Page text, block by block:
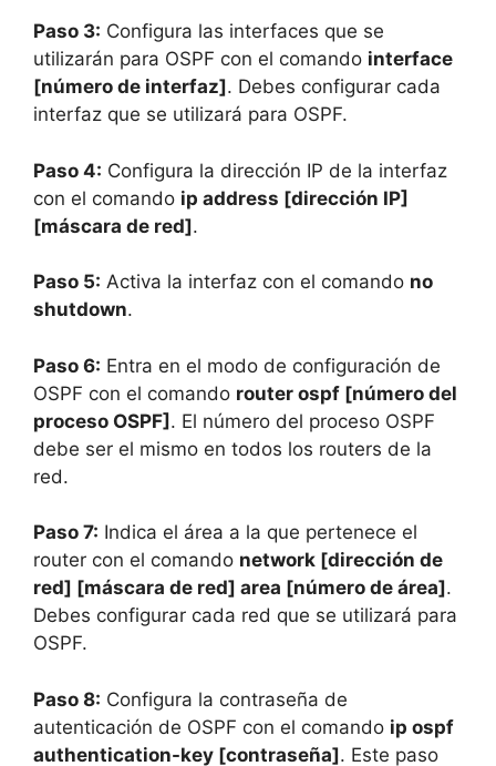
Paso 3: Configura las interfaces que se
utilizarán para OSPF con el comando interface
[número de interfaz]. Debes configurar cada
interfaz que se utilizará para OSPF.
Paso 4: Configura la dirección IP de la interfaz
con el comando ip address [dirección IP]
[máscara de red].
Paso 5: Activa la interfaz con el comando no
shutdown.
Paso 6: Entra en el modo de configuración de
OSPF con el comando router ospf [número del
proceso OSPF]. El número del proceso OSPF
debe ser el mismo en todos los routers de la
red.
Paso 7: Indica el área a la que pertenece el
router con el comando network [dirección de
red] [máscara de red] area [número de área].
Debes configurar cada red que se utilizará para
OSPF.
Paso 8: Configura la contraseña de
autenticación de OSPF con el comando ip ospf
authentication-key [contraseña]. Este paso